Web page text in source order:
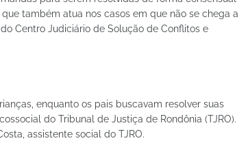
também atua nos casos em que não se chega a
Centro Judiciário de Solução de Conflitos e
enquanto os pais buscavam resolver suas
do Tribunal de Justiça de Rondônia (TJRO).
assistente social do TJRO.